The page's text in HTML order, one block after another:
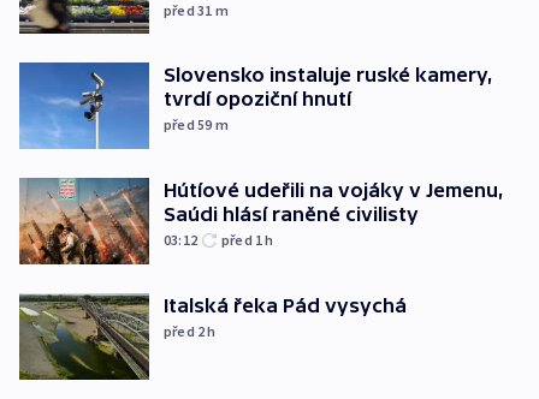
před 31 m
Slovensko instaluje ruské kamery,
tvrdí opoziční hnutí
před 59 m
Hútíové udeřili na vojáky v Jemenu,
Saúdi hlásí raněné civilisty
03:12 před 1h
Italská řeka Pád vysychá
před 2h